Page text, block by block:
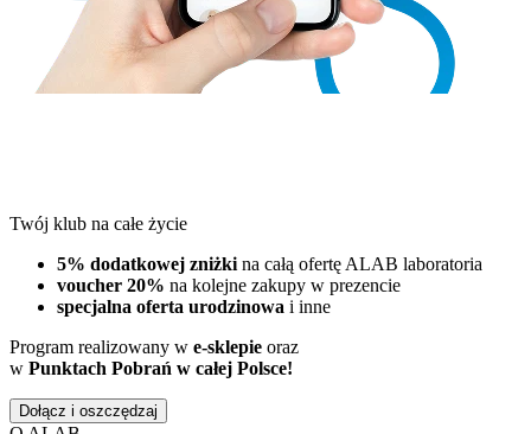
Twój klub na całe życie
5% dodatkowej zniżki na całą ofertę ALAB laboratoria
voucher 20% na kolejne zakupy w prezencie
specjalna oferta urodzinowa i inne
Program realizowany w e-sklepie oraz
w Punktach Pobrań w całej Polsce!
Dołącz i oszczędzaj